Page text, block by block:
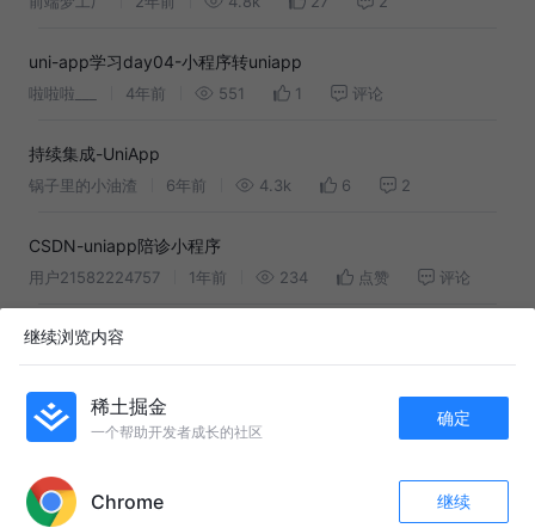
15
uni-app学习day04-小程序转uniapp
啦啦啦___ 4年前 551 1 评论
持续集成-UniApp
锅子里的小油渣 6年前 4.3k 6 2
CSDN-uniapp陪诊小程序
用户21582224757 1年前 234 点赞 评论
uni-app 简介
繁依Fanyi 3年前 396 点赞 评论
友情链接：
中国绿卡号称全球最难拿，跨国婚姻会是漏洞吗？
#Ai #舞蹈 #简单活力舞 #正能量 #抖音玩法合伙人计划 @抖加🔥上热门🔥
dou+🔥热点宝
继续浏览内容
稀土掘金
一个帮助开发者成长的社区
确定
Chrome 继续